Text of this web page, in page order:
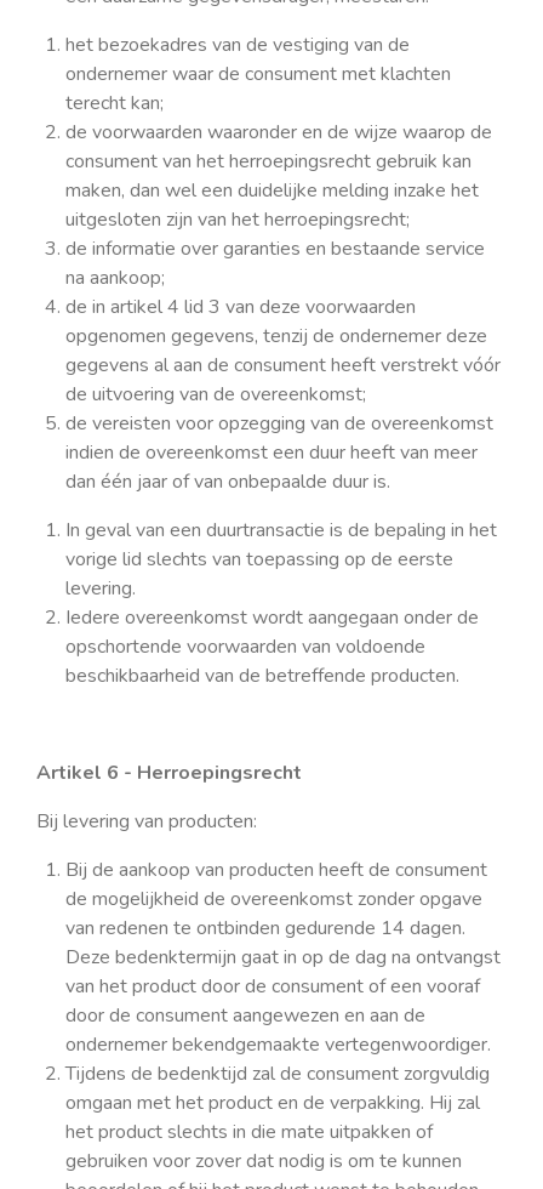
het bezoekadres van de vestiging van de
ondernemer waar de consument met klachten
terecht kan;
de voorwaarden waaronder en de wijze waarop de
consument van het herroepingsrecht gebruik kan
maken, dan wel een duidelijke melding inzake het
uitgesloten zijn van het herroepingsrecht;
de informatie over garanties en bestaande service
na aankoop;
de in artikel 4 lid 3 van deze voorwaarden
opgenomen gegevens, tenzij de ondernemer deze
gegevens al aan de consument heeft verstrekt vóór
de uitvoering van de overeenkomst;
de vereisten voor opzegging van de overeenkomst
indien de overeenkomst een duur heeft van meer
dan één jaar of van onbepaalde duur is.
In geval van een duurtransactie is de bepaling in het
vorige lid slechts van toepassing op de eerste
levering.
Iedere overeenkomst wordt aangegaan onder de
opschortende voorwaarden van voldoende
beschikbaarheid van de betreffende producten.
Artikel 6 - Herroepingsrecht
Bij levering van producten:
Bij de aankoop van producten heeft de consument
de mogelijkheid de overeenkomst zonder opgave
van redenen te ontbinden gedurende 14 dagen.
Deze bedenktermijn gaat in op de dag na ontvangst
van het product door de consument of een vooraf
door de consument aangewezen en aan de
ondernemer bekendgemaakte vertegenwoordiger.
Tijdens de bedenktijd zal de consument zorgvuldig
omgaan met het product en de verpakking. Hij zal
het product slechts in die mate uitpakken of
gebruiken voor zover dat nodig is om te kunnen